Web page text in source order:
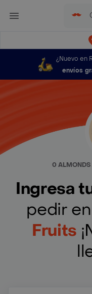
¿Nuevo en
envíos
0 ALMONDS
Ingresa
pedir
Fruits